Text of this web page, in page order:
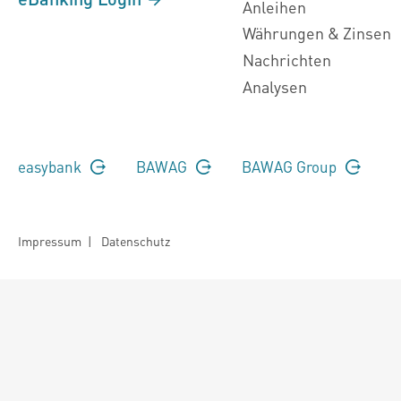
Anleihen
Währungen & Zinsen
Nachrichten
Analysen
easybank BAWAG BAWAG Group
Impressum | Datenschutz